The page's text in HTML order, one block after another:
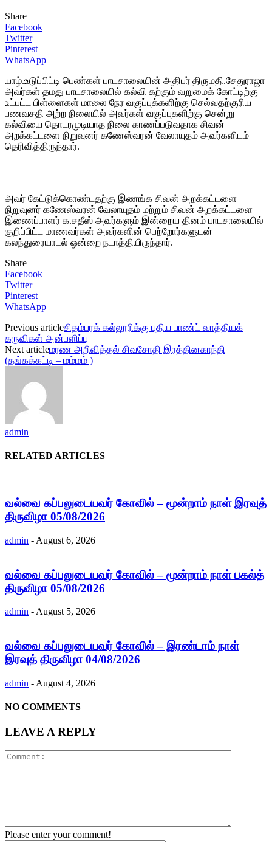
Share
Facebook
Twitter
Pinterest
WhatsApp
யாழ்.உடுப்பிட்டி பெண்கள் பாடசாலையின் அதிபர் திருமதி.சேதுராஜா
அவர்கள் தமது பாடசாலையில் கல்வி கற்கும் வறுமைக் கோட்டிற்கு
உட்பட்ட பிள்ளைகள் மாலை நேர வகுப்புக்களிற்கு செல்வதற்குரிய
பணவசதி அற்ற நிலையில் அவர்கள் வகுப்புகளிற்கு சென்று
கல்வியை தொடரமுடியாத நிலை காணப்படுவதாக சிவன்
அறக்கட்டளை நிறுவுனர் கணேஸ்வரன் வேலாயுதம் அவர்களிடம்
தெரிவித்திருந்தார்.
அவர் கேட்டுக்கொண்டதற்கு இணங்க சிவன் அறக்கட்டளை
நிறுவுனர் கணேஸ்வரன் வேலாயுதம் மற்றும் சிவன் அறக்கட்டளை
இணைப்பாளர் க.சதீஸ் அவர்களும் இன்றைய தினம் பாடசாலையில்
குறிப்பிட்ட மாணவர்கள் அவர்களின் பெற்றோர்களுடன்
கலந்துரையாடல் ஒன்றை நடாத்தியிருந்தார்.
Share
Facebook
Twitter
Pinterest
WhatsApp
Previous articleசிதம்பரக் கல்லூரிக்கு புதிய பாண்ட் வாத்தியக்
கருவிகள் அன்பளிப்பு
Next articleமரண அறிவித்தல் சிவசோதி இரத்தினகாந்தி
(தங்கக்கட்டி – மம்மம் )
admin
RELATED ARTICLES
வல்வை கப்பலுடையவர் கோவில் – மூன்றாம் நாள் இரவுத்
திருவிழா 05/08/2026
admin - August 6, 2026
வல்வை கப்பலுடையவர் கோவில் – மூன்றாம் நாள் பகல்த்
திருவிழா 05/08/2026
admin - August 5, 2026
வல்வை கப்பலுடையவர் கோவில் – இரண்டாம் நாள்
இரவுத் திருவிழா 04/08/2026
admin - August 4, 2026
NO COMMENTS
LEAVE A REPLY
Please enter your comment!